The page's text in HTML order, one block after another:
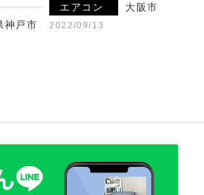
神戸市
エアコン 大阪市
2022/09/13